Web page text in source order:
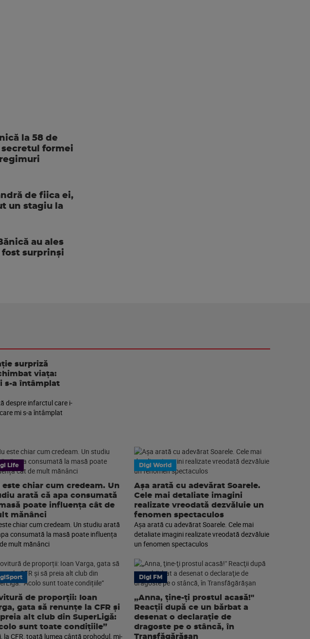
la 58 de
formei
de fiica ei,
un stagiu la
au ales
fost surprinși
surpriză
viața:
s-a întâmplat
despre infarctul care i-
mi s-a întâmplat
Life
este chiar cum credeam. Un
arată că apa consumată
poate influența cât de
mănânci
chiar cum credeam. Un studiu arată
consumată la masă poate influența
mult mănânci
Digi World
Așa arată cu adevărat Soarele.
Cele mai detaliate imagini
realizate vreodată dezvăluie un
fenomen spectaculos
Așa arată cu adevărat Soarele. Cele mai
detaliate imagini realizate vreodată dezvăluie
un fenomen spectaculos
de proporții: Ioan
gata să renunțe la CFR și
alt club din SuperLigă:
sunt toate condițiile”
la CFR, toată lumea cântă prohodul, mi-
Digi FM
„Anna, ţine-ţi prostul acasă!"
Reacţii după ce un bărbat a
desenat o declaraţie de
dragoste pe o stâncă, în
Transfăgărăşan